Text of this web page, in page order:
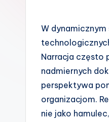
A
W
Narracja często
nadmiernych
perspektywa
organizacjom.
nie jako